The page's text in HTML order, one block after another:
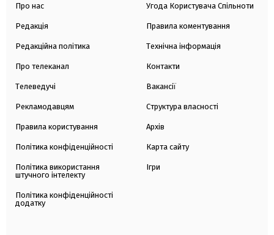
Про нас
Редакція
Редакційна політика
Про телеканал
Телеведучі
Рекламодавцям
Правила користування
Політика конфіденційності
Політика використання
штучного інтелекту
Політика конфіденційності
додатку
Угода Користувача Спільноти
Правила коментування
Технічна інформація
Контакти
Вакансії
Структура власності
Архів
Карта сайту
Ігри